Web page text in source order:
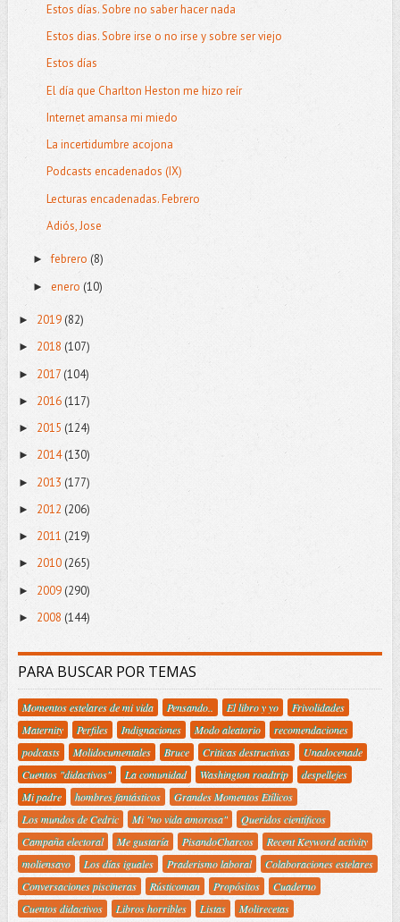
Estos días. Sobre no saber hacer nada
Estos dias. Sobre irse o no irse y sobre ser viejo
Estos días
El día que Charlton Heston me hizo reír
Internet amansa mi miedo
La incertidumbre acojona
Podcasts encadenados (IX)
Lecturas encadenadas. Febrero
Adiós, Jose
►febrero (8)
► enero (10)
► 2019(82)
► 2018 (107)
► 2017(104)
► 2016(117)
► 2015 (124)
► 2014(130)
► 2013 (177)
► 2012 (206)
► 2011 (219)
► 2010 (265)
► 2009 (290)
► 2008 (144)
PARA BUSCAR POR TEMAS
Momentos estelares de mi vida Pensando.. El libro y yo
Frivolidades
Maternity
Perfiles Indignaciones Modo aleatorio
recomendaciones
podcasts
Molidocumentales Bruce Criticas destructivas
Unadocenade
Cuentos "didactivos"
La comunidad Washington roadtrip
despellejes
Mi padre
hombres fantásticos
Grandes Momentos Etílicos
Los mundos de Cedric
Mi "no vida amorosa"
Queridos científicos
Campaña electoral
Me gustaría PisandoCharcos
Recent Keyword activity
moliensayo
Los días iguales Praderismo laboral
Colaboraciones estelares
Conversaciones piscineras
Rústicoman Propósitos
Cuaderno
Cuentos didactivos
Libros horribles Listas
Molirecetas